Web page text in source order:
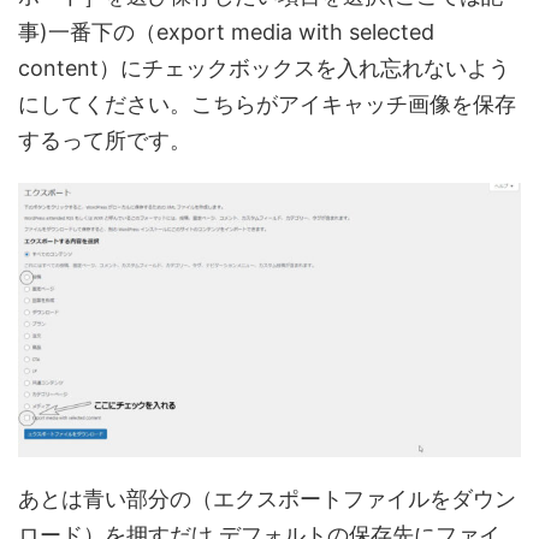
事)一番下の（export media with selected
content）にチェックボックスを入れ忘れないよう
にしてください。こちらがアイキャッチ画像を保存
するって所です。
あとは青い部分の（エクスポートファイルをダウン